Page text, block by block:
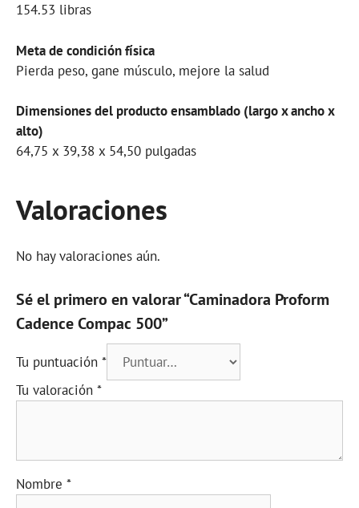
154.53 libras
Meta de condición física
Pierda peso, gane músculo, mejore la salud
Dimensiones del producto ensamblado (largo x ancho x
alto)
64,75 x 39,38 x 54,50 pulgadas
Valoraciones
No hay valoraciones aún.
Sé el primero en valorar “Caminadora Proform
Cadence Compac 500”
Tu puntuación *
Tu valoración *
Nombre *